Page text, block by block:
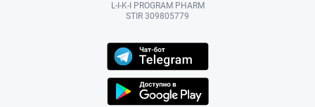
L-I-K-I PROGRAM PHARM
STIR 309805779